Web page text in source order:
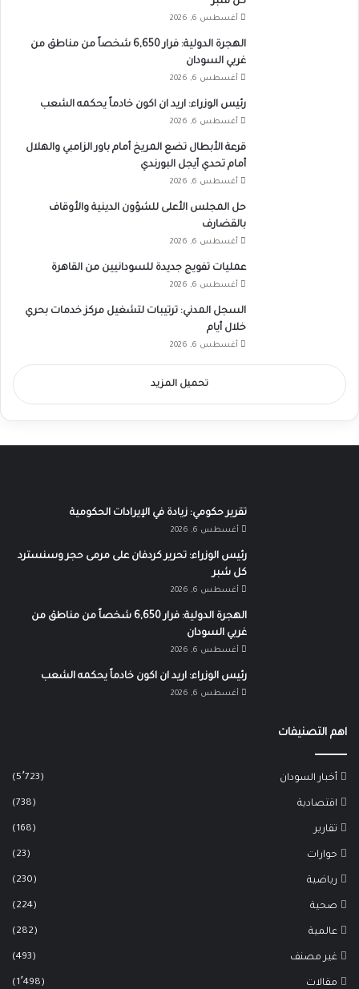
أغسطس 6, 2026
الهجرة الدولية: فرار 6,650 شخصاً من مناطق من
غربي السودان
أغسطس 6, 2026
رئيس الوزراء: اريد ان اكون خادماً يحكمه الشعب
أغسطس 6, 2026
قرعة الأبطال تضع المريخ أمام باور الزامبي والهلال
أمام تحدي أيجل البورندي
أغسطس 6, 2026
حل المجلس الأعلى للشؤون الدينية والأوقاف
بالقضارف
أغسطس 6, 2026
عمليات تفويج جديدة للسودانيين من القاهرة
أغسطس 6, 2026
السجل المدني: ترتيبات لتشغيل مركز خدمات بحري
خلال أيام
أغسطس 6, 2026
تحميل المزيد
تقرير حكومي: زيادة في الإيرادات الحكومية
أغسطس 6, 2026
رئيس الوزراء: تحرير كردفان على مرمى حجر وسنسترد
كل شبر
أغسطس 6, 2026
الهجرة الدولية: فرار 6,650 شخصاً من مناطق من
غربي السودان
أغسطس 6, 2026
رئيس الوزراء: اريد ان اكون خادماً يحكمه الشعب
أغسطس 6, 2026
اهم التصنيفات
أخبار السودان (5٬723)
اقتصادية (738)
تقارير (168)
حوارات (23)
رياضية (230)
صحية (224)
عالمية (282)
غير مصنف (493)
مقالات (1٬498)